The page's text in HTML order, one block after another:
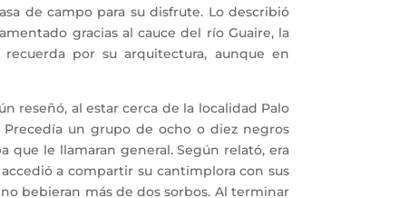
de campo para su disfrute. Lo describió
gracias al cauce del río Guaire, la
por su arquitectura, aunque en
reseñó, al estar cerca de la localidad Palo
un grupo de ocho o diez negros
que le llamaran general. Según relató, era
a compartir su cantimplora con sus
bebieran más de dos sorbos. Al terminar